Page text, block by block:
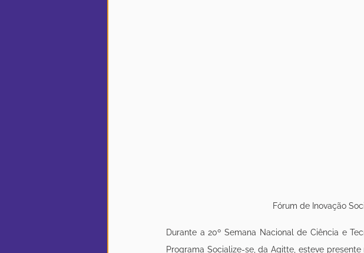
Fórum de Inovação
Durante a 20º Semana Nacional de Ciência e
Programa Socialize-se, da Agitte, esteve